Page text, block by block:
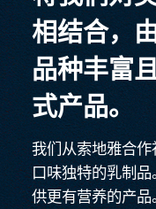
相结合，
品种丰富
式产品。
我们从索地雅合作
口味独特的乳制
供更有营养的产品